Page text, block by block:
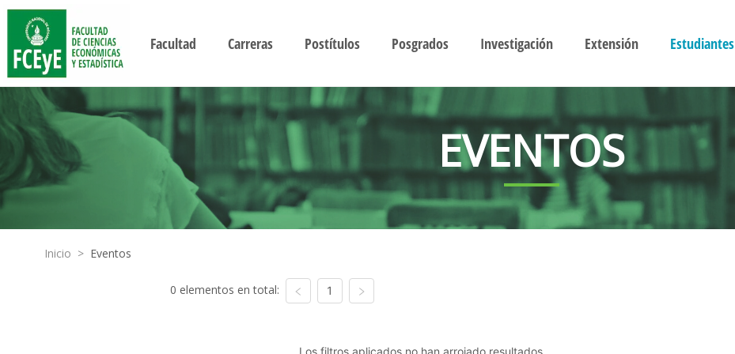
Facultad Carreras Postítulos Posgrados Investigación Extensión Estudiantes
EVENTOS
Inicio > Eventos
0 elementos en total: 1
Los filtros aplicados no han arrojado resultados